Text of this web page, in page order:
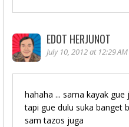
EDOT HERJUNOT
July 10, 2012 at 12:29 AM
hahaha ... sama kayak gue
tapi gue dulu suka banget
sam tazos juga